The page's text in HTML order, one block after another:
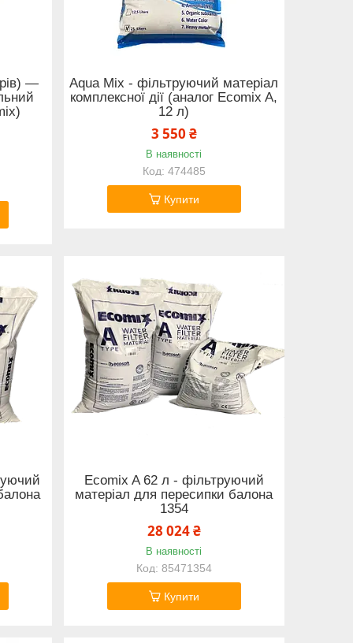
—
Aqua Mix - фільтруючий матеріал
комплексної дії (аналог Ecomix A,
12 л)
3 550 ₴
В наявності
474485
Купити
Ecomix A 62 л - фільтруючий
матеріал для пересипки балона
1354
28 024 ₴
В наявності
85471354
Купити